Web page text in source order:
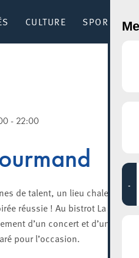
CULTURE SPORT &
- 22:00
de talent, un lieu chaleureux
réussie ! Au bistrot La
d’un concert et d’un
pour l’occasion.
-